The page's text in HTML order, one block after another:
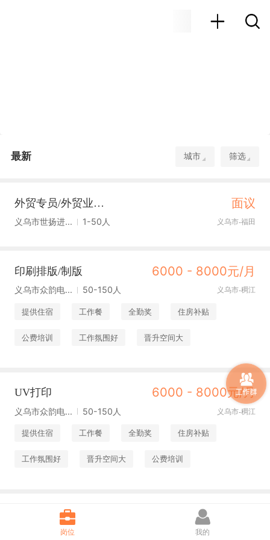
最新 城市 筛选
外贸专员/外贸业务员 面议
义乌市世扬进... 1-50人 义乌市-福田
印刷排版/制版 6000 - 8000元/月
义乌市众韵电... 50-150人 义乌市-稠江
提供住宿 工作餐 全勤奖 住房补贴
公费培训 工作氛围好 晋升空间大
UV打印 6000 - 8000元/月
义乌市众韵电... 50-150人 义乌市-稠江
提供住宿 工作餐 全勤奖 住房补贴
工作氛围好 晋升空间大 公费培训
注塑机操作工 6000 - 8000元/月
义乌市蒙特日...
岗位 我的